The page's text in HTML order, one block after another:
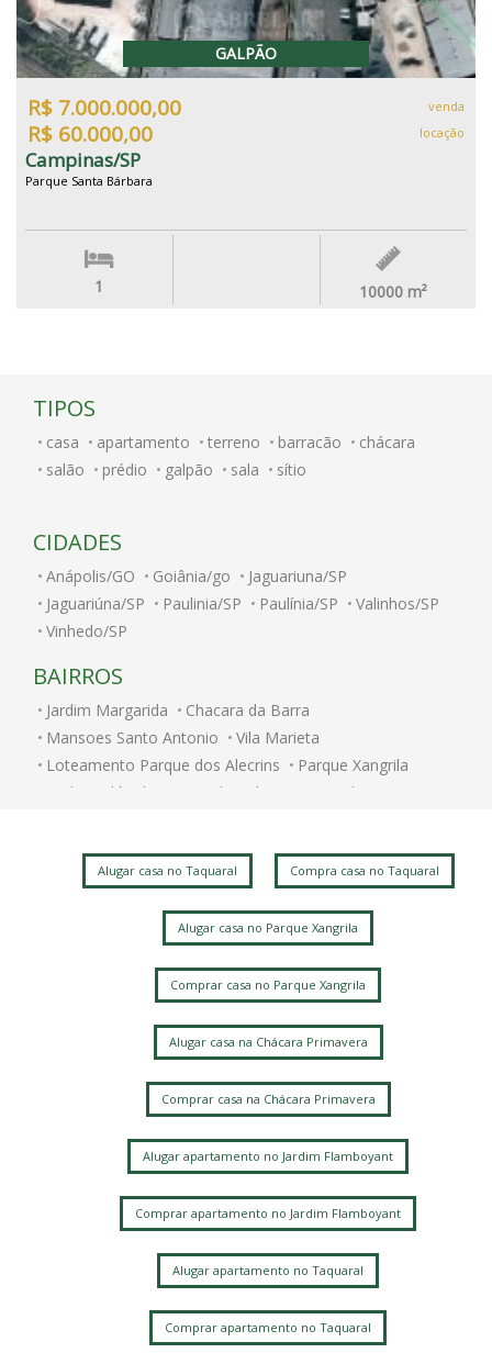
GALPÃO
R$ 7.000.000,00 venda
R$ 60.000,00 locação
Campinas/SP
Parque Santa Bárbara
1 10000 m²
TIPOS
casa apartamento terreno barracão
chácara
salão
prédio galpão sala sítio
CIDADES
Anápolis/GO Goiânia/go
Jaguariuna/SP
Jaguariúna/SP
Paulinia/SP Paulínia/SP
Valinhos/SP
Vinhedo/SP
BAIRROS
Jardim Margarida
Chacara da Barra
Mansoes Santo Antonio
Vila Marieta
Loteamento Parque dos Alecrins
Parque Xangrila
Jardim Nilópolis
Caminhos de San Conrado (Sousas)
Cidade Universitária
Parque das Flores
Loteamento Santa Ana do Atibaia (Sousas)
Loteamento Residencial Pedra Alta (Sousas)
Bairro das Palmeiras
Loteamento Alphaville Campinas
Jardim Chapadão
Fazenda Santa Cândida
Loteamento Caminhos de São Conrado (Sousas)
Ville Sainte Hélène
Vila Mimosa
Jardim Chapadao
Jardim Pauliceia
Vila Rossi Borghi e Siqueira
Barao Geraldo
Jardim Proença
Jardim das Paineiras
Jardim Flamboyant
Chácara Primavera
Loteamento Residencial Entre Verdes (Sousas)
Taquaral
Chacara Santa Margarida
Parque Taquaral
Bosque
Jardim Santa Marcelina
Chácara da Barra
Vila Proost de Souza
Alugar casa no Taquaral Compra casa no Taquaral
Alugar casa no Parque Xangrila
Comprar casa no Parque Xangrila
Alugar casa na Chácara Primavera
Comprar casa na Chácara Primavera
Alugar apartamento no Jardim Flamboyant
Comprar apartamento no Jardim Flamboyant
Alugar apartamento no Taquaral
Comprar apartamento no Taquaral